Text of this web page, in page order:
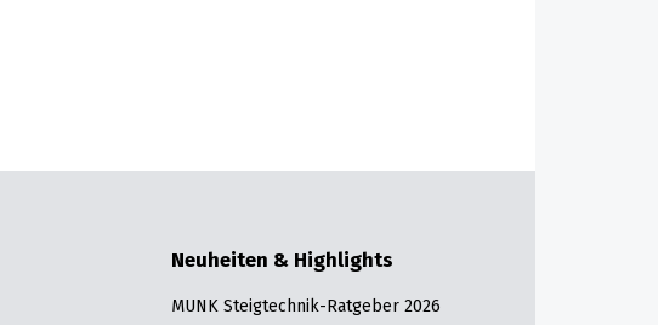
Neuheiten & Highlights
MUNK Steigtechnik-Ratgeber 2026